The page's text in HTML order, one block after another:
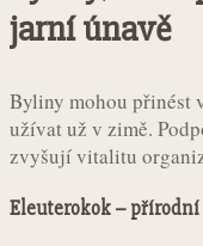
jarní únavě
Byliny mohou přinést
užívat už v zimě.
zvyšují vitalitu
Eleuterokok – přírodní